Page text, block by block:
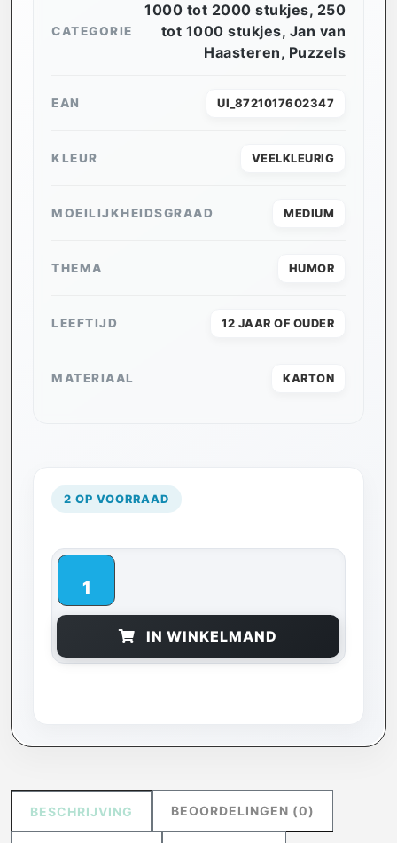
CATEGORIE
1000 tot 2000 stukjes, 250
tot 1000 stukjes, Jan van
Haasteren, Puzzels
EAN UI_8721017602347
KLEUR VEELKLEURIG
MOEILIJKHEIDSGRAAD MEDIUM
THEMA HUMOR
LEEFTIJD 12 JAAR OF OUDER
MATERIAAL KARTON
2 OP VOORRAAD
IN WINKELMAND
BESCHRIJVING BEOORDELINGEN (0)